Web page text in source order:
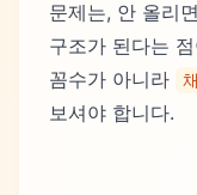
문제는, 안 올리
구조가 된다는
꼼수가 아니라
보셔야 합니다.